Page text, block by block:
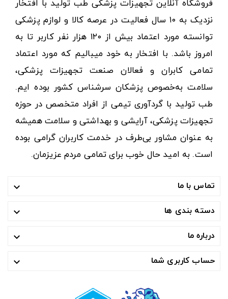
فروشگاه آنلاین تجهیزات پزشکی طب تولید با افتخار
نزدیک به ۱۰ سال فعالیت در عرصه کالا و لوازم پزشکی
توانسته مورد اعتماد بیش از ۱۲۰ هزار نفر کاربر تا به
امروز باشد. با افتخار به خود میبالیم که مورد اعتماد
تمامی کابران و فعالان صنعت تجهیزات پزشکی،
سلامت به‌خصوص پزشکان سرشناس کشور بوده ایم.
طب تولید با گردآوری تیمی از افراد متخصص در حوزه
تجهیزات پزشکی، آرایشی و بهداشتی و سلامت همیشه
به عنوان مشاور بی‌طرف در خدمت کاربران گرامی بوده
است. به امید حال خوب برای تمامی مردم عزیزمان.
تماس با ما 
دسته بندی ها 
درباره ما 
حساب کاربری شما 